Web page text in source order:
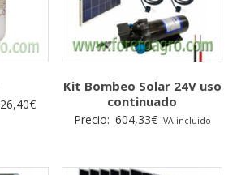
26,40€
Kit Bombeo Solar 24V uso
continuado
Precio: 604,33€ IVA incluido